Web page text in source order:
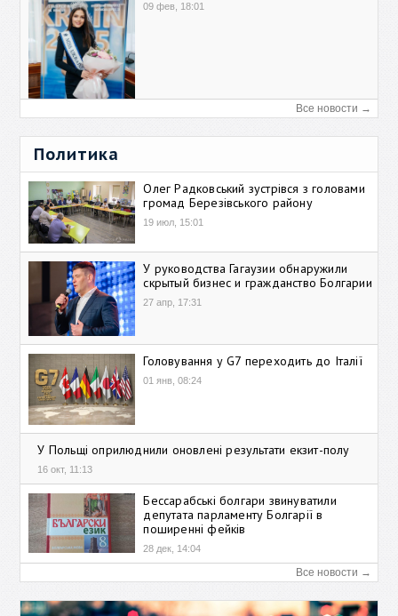
09 фев, 18:01
Все новости →
Политика
Олег Радковський зустрівся з головами
громад Березівського району
19 июл, 15:01
У руководства Гагаузии обнаружили
скрытый бизнес и гражданство Болгарии
27 апр, 17:31
Головування у G7 переходить до Італії
01 янв, 08:24
У Польщі оприлюднили оновлені результати екзит-полу
16 окт, 11:13
Бессарабські болгари звинуватили
депутата парламенту Болгарії в
поширенні фейків
28 дек, 14:04
Все новости →